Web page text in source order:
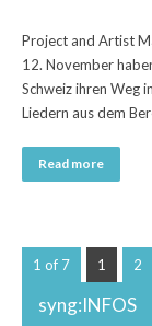
Project and Artist
12. November
Schweiz ihren Weg
Liedern aus dem
Read more
1 of 7 1 2
syng:INFOS